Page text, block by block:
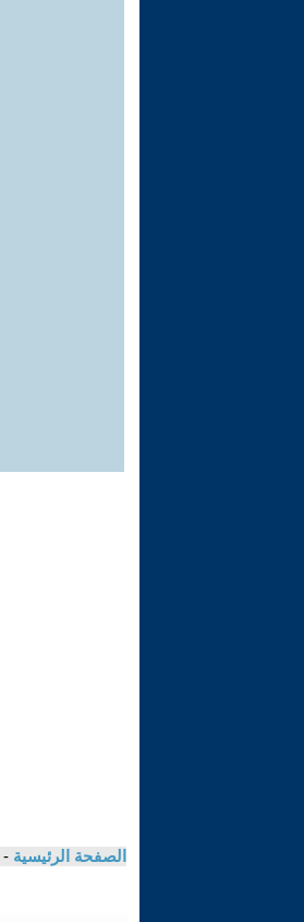
الصفحة الرئيسية -